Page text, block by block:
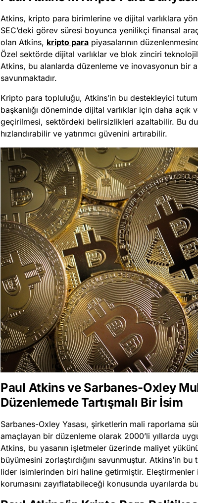
Atkins, kripto para birimlerine ve dijital varlıklara
SEC’deki görev süresi boyunca yenilikçi finansal
olan Atkins, kripto para piyasalarının
Özel sektörde dijital varlıklar ve blok zinciri
Atkins, bu alanlarda düzenleme ve inovasyonun bir
savunmaktadır.
Kripto para topluluğu, Atkins’in bu destekleyici
başkanlığı döneminde dijital varlıklar için daha
geçirilmesi, sektördeki belirsizlikleri azaltabilir. Bu
hızlandırabilir ve yatırımcı güvenini artırabilir.
Paul Atkins ve Sarbanes-Oxley
Düzenlemede Tartışmalı Bir İsim
Sarbanes-Oxley Yasası, şirketlerin mali raporlama
amaçlayan bir düzenleme olarak 2000’li yıllarda
Atkins, bu yasanın işletmeler üzerinde maliyet
büyümesini zorlaştırdığını savunmuştur. Atkins’in
lider isimlerinden biri haline getirmiştir. Eleştirmenler
korumasını zayıflatabileceği konusunda uyarılarda